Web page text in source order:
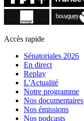
Accès rapide
Sénatoriales 2026
En direct
Replay
L'Actualité
Notre programme
Nos documentaires
Nos émissions
Nos podcasts